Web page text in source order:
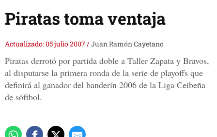
Piratas toma ventaja
Actualizado: 05 julio 2007/Juan Ramón Cayetano
Piratas derrotó por partida doble a Taller Zapata y Bravos,
al disputarse la primera ronda de la serie de playoffs que
definirá al ganador del banderín 2006 de la Liga Ceibeña
de sóftbol.